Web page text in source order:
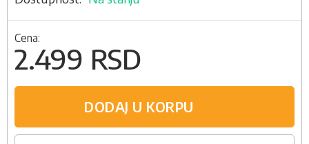
Cena:
2.499 RSD
DODAJ U KORPU